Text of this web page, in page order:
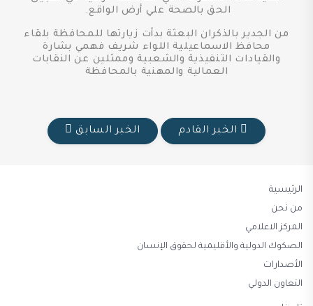
الحق بالصحة علي أرض الواقع.
من الجدير بالذكران البعثة بدأت زيارتها للمحافظة بلقاء
محافظ الاسماعيلية اللواء شريف فهمي بشارة
والقيادات التنفيذية والشعبية وممثلين عن النقابات
العمالية والمهنية بالمحافظة
الخبر القادم الخبر السابق
الرئيسية
من نحن
المركز الاعلامي
الصكوك الدولية والأقليمية لحقوق الإنسان
الأصدارات
التعاون الدولي